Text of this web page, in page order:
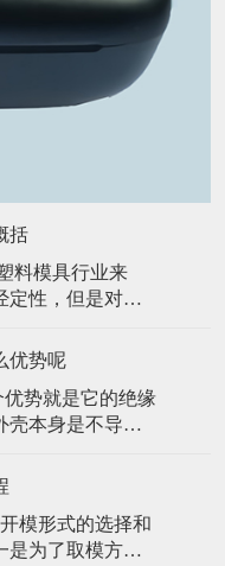
括
定性，但是对于
下面说下塑料
与工程塑料在强
高，塑料制品的
优势呢
壳本身是不导电
够很好保障我
相当重要的，也
多人所喜爱的原
比较轻，方便携带，
是为了取模方